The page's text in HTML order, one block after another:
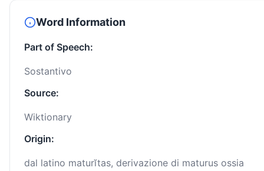
Word Information
Part of Speech:
Sostantivo
Source:
Wiktionary
Origin:
dal latino maturĭtas, derivazione di maturus ossia